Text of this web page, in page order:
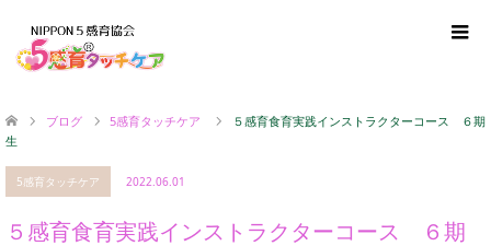
ブログ 5感育タッチケア
５感育食育実践インストラクターコース ６期
生
5感育タッチケア 2022.06.01
５感育食育実践インストラクターコース ６期